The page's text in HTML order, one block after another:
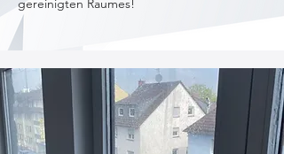
gereinigten Raumes!